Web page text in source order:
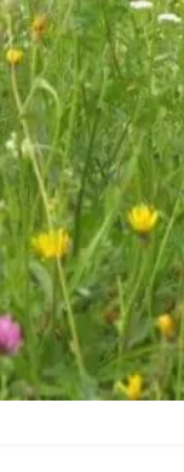
- Natur- und
wie schön die
Baumrinde oder
Rainer
für die Natur
Kräutererlebnisse
auch Unkraut -
während eines